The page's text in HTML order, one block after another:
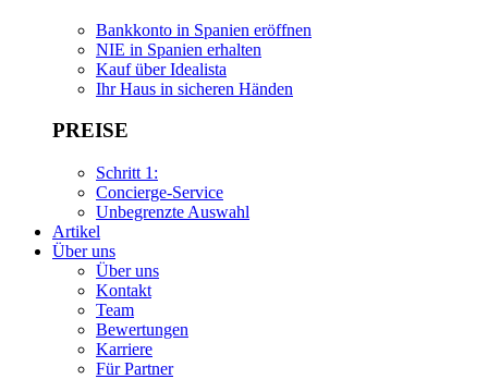
Bankkonto in Spanien eröffnen
NIE in Spanien erhalten
Kauf über Idealista
Ihr Haus in sicheren Händen
PREISE
Schritt 1:
Concierge-Service
Unbegrenzte Auswahl
Artikel
Über uns
Über uns
Kontakt
Team
Bewertungen
Karriere
Für Partner